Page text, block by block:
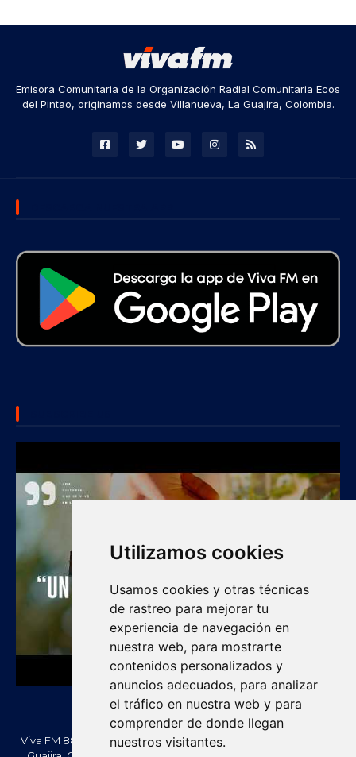
Utilizamos cookies
Usamos cookies y otras técnicas
de rastreo para mejorar tu
experiencia de navegación en
nuestra web, para mostrarte
contenidos personalizados y
anuncios adecuados, para analizar
el tráfico en nuestra web y para
comprender de donde llegan
nuestros visitantes.
Emisora Comunitaria de la Organización Radial Comunitaria Ecos
del Pintao, originamos desde Villanueva, La Guajira, Colombia.
Viva FM 88.2 FM es una emisora comunitaria de Villanueva, La